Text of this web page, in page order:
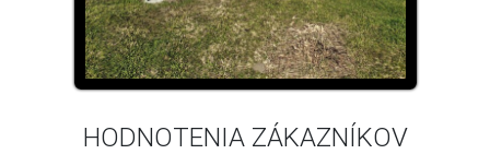
HODNOTENIA ZÁKAZNÍKOV